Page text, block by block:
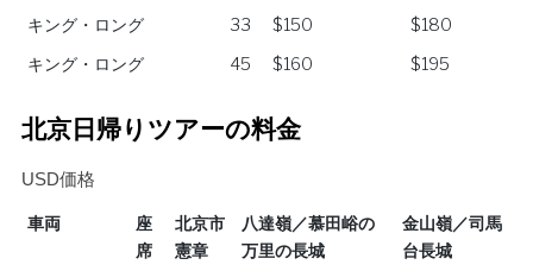
キング・ロング
33 $150
$180
キング・ロング
45 $160 $195
北京日帰りツアーの料金
USD価格
車両
座
席
北京市
憲章
八達嶺／慕田峪の
万里の長城
金山嶺／司馬
台長城